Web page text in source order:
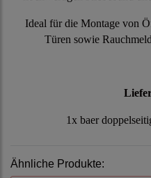
Ideal für die Montage von
Türen sowie
1x baer
Ähnliche Produkte: